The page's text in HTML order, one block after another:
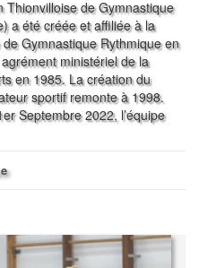
Thionvilloise de Gymnastique
a été créée et affiliée à la
Gymnastique Rythmique en
ministériel de la
en 1985. La création du
sportif remonte à 1998.
Septembre 2022, l’équipe